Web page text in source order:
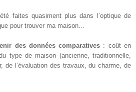
faites quasiment plus dans l’optique de
pour trouver ma maison…
des données comparatives : coût en
type de maison (ancienne, traditionnelle,
de l’évaluation des travaux, du charme, de